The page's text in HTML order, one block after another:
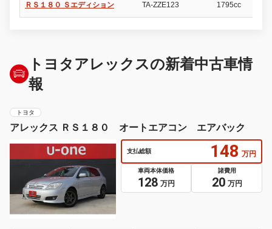
ＲＳ１８０ Ｓエディション TA-ZZE123 1795cc
トヨタアレックスの新着中古車情
報
トヨタ
アレックス ＲＳ１８０ オートエアコン エアバック
支払総額 148 万円
車両本体価格
128 万円
諸費用
20 万円